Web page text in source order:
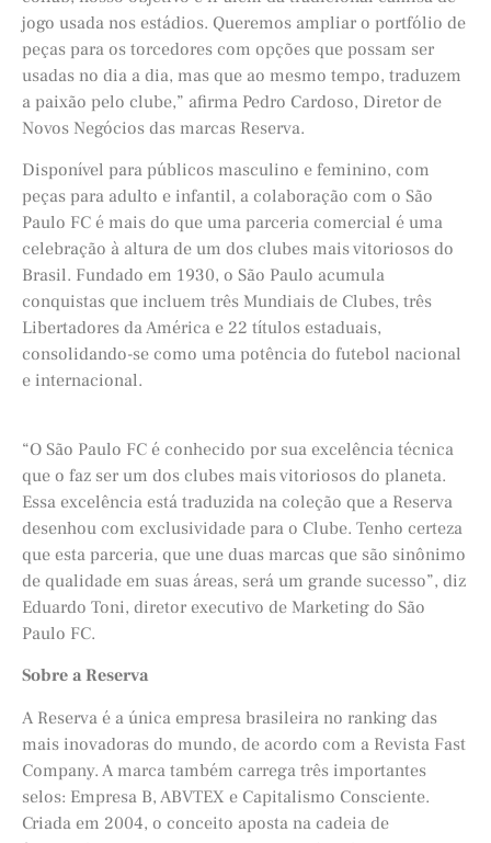
jogo usada nos estádios. Queremos ampliar o portfólio de
peças para os torcedores com opções que possam ser
usadas no dia a dia, mas que ao mesmo tempo, traduzem
a paixão pelo clube,” afirma Pedro Cardoso, Diretor de
Novos Negócios das marcas Reserva.
Disponível para públicos masculino e feminino, com
peças para adulto e infantil, a colaboração com o São
Paulo FC é mais do que uma parceria comercial é uma
celebração à altura de um dos clubes mais vitoriosos do
Brasil. Fundado em 1930, o São Paulo acumula
conquistas que incluem três Mundiais de Clubes, três
Libertadores da América e 22 títulos estaduais,
consolidando-se como uma potência do futebol nacional
e internacional.
“O São Paulo FC é conhecido por sua excelência técnica
que o faz ser um dos clubes mais vitoriosos do planeta.
Essa excelência está traduzida na coleção que a Reserva
desenhou com exclusividade para o Clube. Tenho certeza
que esta parceria, que une duas marcas que são sinônimo
de qualidade em suas áreas, será um grande sucesso”, diz
Eduardo Toni, diretor executivo de Marketing do São
Paulo FC.
Sobre a Reserva
A Reserva é a única empresa brasileira no ranking das
mais inovadoras do mundo, de acordo com a Revista Fast
Company. A marca também carrega três importantes
selos: Empresa B, ABVTEX e Capitalismo Consciente.
Criada em 2004, o conceito aposta na cadeia de